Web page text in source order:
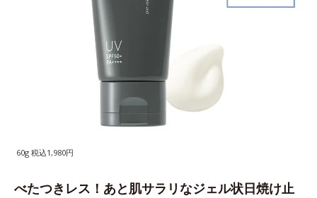
60g 税込1,980円
べたつきレス！あと肌サラリなジェル状日焼け止